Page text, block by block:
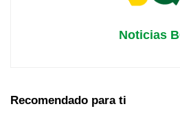
Noticias
Recomendado para ti